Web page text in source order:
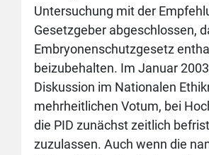
Untersuchung mit der
Gesetzgeber abgeschlossen,
Embryonenschutzgesetz
beizubehalten. Im Januar
Diskussion im Nationalen
mehrheitlichen Votum, bei
die PID zunächst zeitlich
zuzulassen. Auch wenn die